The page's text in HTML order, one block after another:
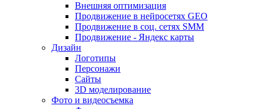
Внешняя оптимизация
Продвижение в нейросетях GEO
Продвижение в соц. сетях SMM
Продвижение - Яндекс карты
Дизайн
Логотипы
Персонажи
Сайты
3D моделирование
Фото и видеосъемка